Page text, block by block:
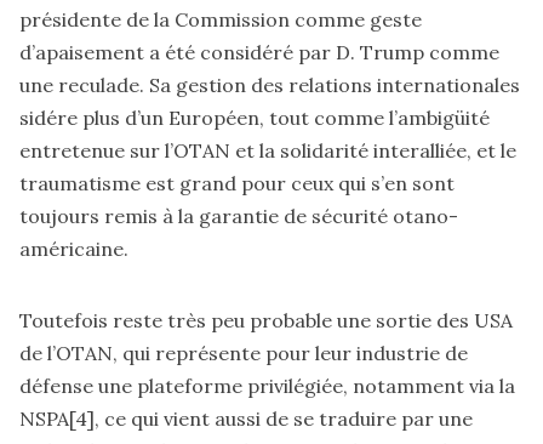
présidente de la Commission comme geste
d’apaisement a été considéré par D. Trump comme
une reculade. Sa gestion des relations internationales
sidére plus d’un Européen, tout comme l’ambigüité
entretenue sur l’OTAN et la solidarité interalliée, et le
traumatisme est grand pour ceux qui s’en sont
toujours remis à la garantie de sécurité otano-
américaine.
Toutefois reste très peu probable une sortie des USA
de l’OTAN, qui représente pour leur industrie de
défense une plateforme privilégiée, notamment via la
NSPA[4], ce qui vient aussi de se traduire par une